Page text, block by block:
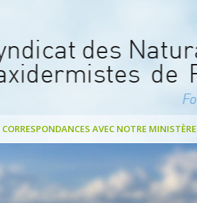
CORRESPONDANCES AVEC NOTRE MINISTÈRE